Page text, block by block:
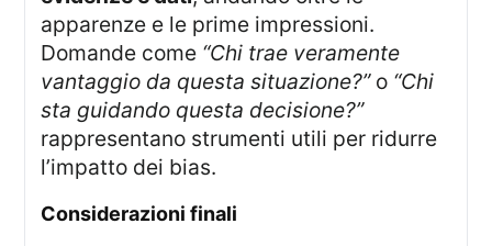
apparenze e le prime impressioni.
Domande come “Chi trae veramente
vantaggio da questa situazione?”o “Chi
sta guidando questa decisione?”
rappresentano strumenti utili per ridurre
l’impatto dei bias.
considerazioni finali